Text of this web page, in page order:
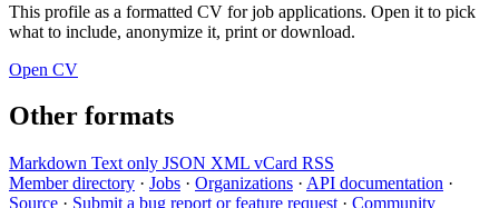
This profile as a formatted CV for job applications. Open it to pick
what to include, anonymize it, print or download.
Open CV
Other formats
Markdown Text only JSON XML vCard RSS
Member directory · Jobs · Organizations · API documentation ·
Source · Submit a bug report or feature request · Community